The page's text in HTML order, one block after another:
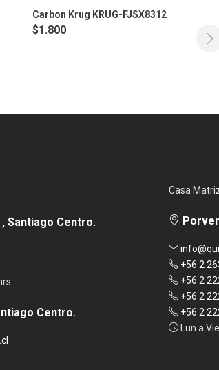
Carbon Krug KRUG-FJSX8312
$1.800
Santiago Centro.
Centro.
Casa
+56 2
+56 2
+56 2
+56 2
Lun a